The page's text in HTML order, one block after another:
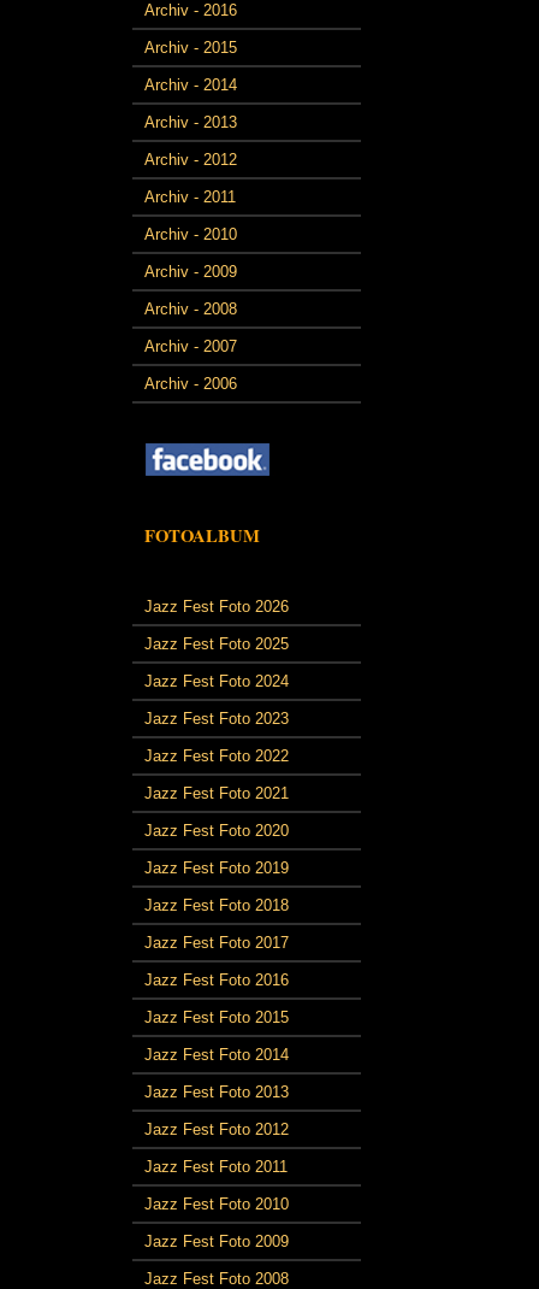
Archiv - 2016
Archiv - 2015
Archiv - 2014
Archiv - 2013
Archiv - 2012
Archiv - 2011
Archiv - 2010
Archiv - 2009
Archiv - 2008
Archiv - 2007
Archiv - 2006
FOTOALBUM
Jazz Fest Foto 2026
Jazz Fest Foto 2025
Jazz Fest Foto 2024
Jazz Fest Foto 2023
Jazz Fest Foto 2022
Jazz Fest Foto 2021
Jazz Fest Foto 2020
Jazz Fest Foto 2019
Jazz Fest Foto 2018
Jazz Fest Foto 2017
Jazz Fest Foto 2016
Jazz Fest Foto 2015
Jazz Fest Foto 2014
Jazz Fest Foto 2013
Jazz Fest Foto 2012
Jazz Fest Foto 2011
Jazz Fest Foto 2010
Jazz Fest Foto 2009
Jazz Fest Foto 2008